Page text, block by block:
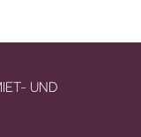
UND